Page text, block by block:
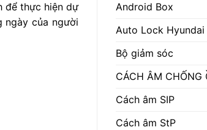
để thực hiện dự
ngày của người
Android Box
Auto Lock Hyundai
Bộ giảm sóc
CÁCH ÂM CHỐNG
Cách âm SIP
Cách âm StP